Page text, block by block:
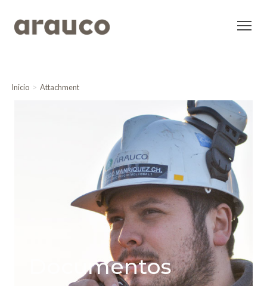
Inicio Attachment
Documentos